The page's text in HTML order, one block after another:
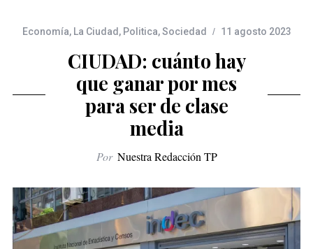
Economía, La Ciudad , Politica,Sociedad 11 agosto 2023
CIUDAD: cuánto hay
que ganar por mes
para ser de clase
media
Por Nuestra Redacción TP